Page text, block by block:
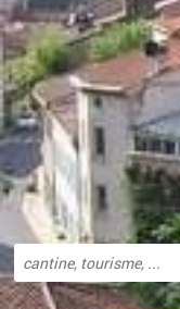
Effectuer
une
recherche